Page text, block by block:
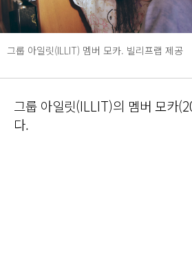
그룹 아일릿(ILLIT) 멤버 모카. 빌리프랩 제공
그룹 아일릿(ILLIT)의 멤버 모카
다.